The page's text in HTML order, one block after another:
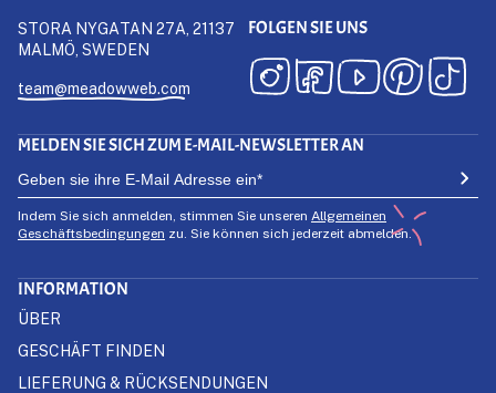
STORA NYGATAN 27A, 21137
MALMÖ, SWEDEN
team@meadowweb.com
FOLGEN SIE UNS
MELDEN SIE SICH ZUM E-MAIL-NEWSLETTER AN
Indem Sie sich anmelden, stimmen Sie unseren Allgemeinen
Geschäftsbedingungen zu. Sie können sich jederzeit abmelden.
INFORMATION
ÜBER
GESCHÄFT FINDEN
LIEFERUNG & RÜCKSENDUNGEN